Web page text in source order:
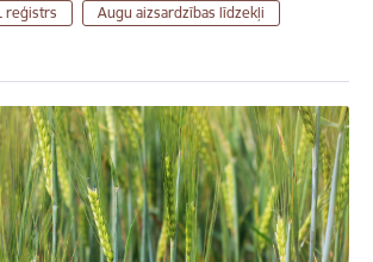
reģistrs
Augu aizsardzības līdzekļi